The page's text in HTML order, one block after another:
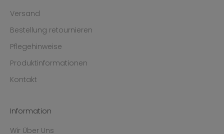
Versand
Bestellung retournieren
Pflegehinweise
Produktinformationen
Kontakt
Information
Wir Über Uns